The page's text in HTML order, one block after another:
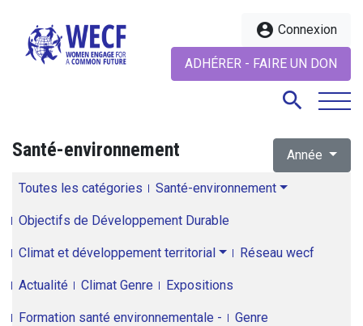
account_circle Connexion
ADHÉRER - FAIRE UN DON
search
Santé-environnement Année
Toutes les catégories Santé-environnement
Objectifs de Développement Durable
Climat et développement territorial Réseau wecf
Actualité Climat Genre Expositions
Formation santé environnementale - Genre